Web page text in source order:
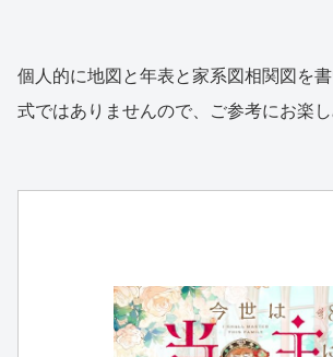
個人的に地図と年表と家系図相関図を
式ではありませんので、ご参考にお楽し